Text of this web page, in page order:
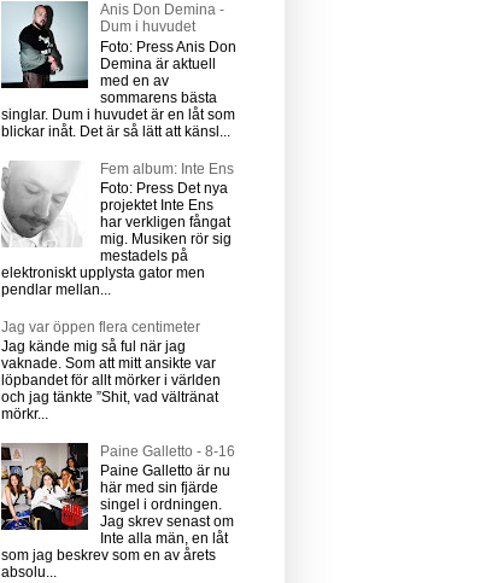
Anis Don Demina -
Dum i huvudet
Foto: Press Anis Don
Demina är aktuell
med en av
sommarens bästa
singlar. Dum i huvudet är en låt som
blickar inåt. Det är så lätt att känsl...
Fem album: Inte Ens
Foto: Press Det nya
projektet Inte Ens
har verkligen fångat
mig. Musiken rör sig
mestadels på
elektroniskt upplysta gator men
pendlar mellan...
Jag var öppen flera centimeter
Jag kände mig så ful när jag
vaknade. Som att mitt ansikte var
löpbandet för allt mörker i världen
och jag tänkte ”Shit, vad vältränat
mörkr...
Paine Galletto - 8-16
Paine Galletto är nu
här med sin fjärde
singel i ordningen.
Jag skrev senast om
Inte alla män, en låt
som jag beskrev som en av årets
absolu...